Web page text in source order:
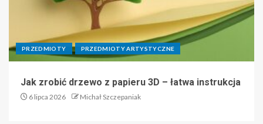
PRZEDMIOTY PRZEDMIOTY ARTYSTYCZNE
Jak zrobić drzewo z papieru 3D – łatwa instrukcja
6 lipca 2026 Michał Szczepaniak